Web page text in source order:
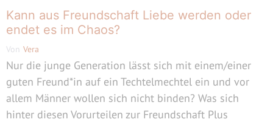
Kann aus Freundschaft Liebe werden oder
endet es im Chaos?
Von Vera
Nur die junge Generation lässt sich mit einem/einer
guten Freund*in auf ein Techtelmechtel ein und vor
allem Männer wollen sich nicht binden? Was sich
hinter diesen Vorurteilen zur Freundschaft Plus